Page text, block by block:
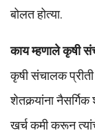
बोलत होत्या.
काय म्हणाले कृषी
कृषी संचालक
शेतकर्‍यांना
खर्च कमी करून